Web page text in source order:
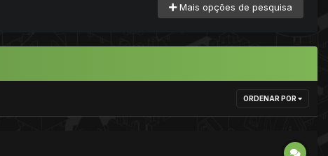
Mais opções de pesquisa
ORDENAR POR